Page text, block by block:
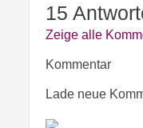
15
Zeige alle
Kommentar
Lade neue